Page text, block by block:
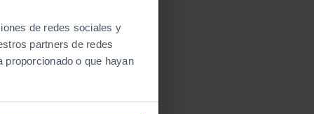
de redes sociales y
partners de redes
proporcionado o que hayan